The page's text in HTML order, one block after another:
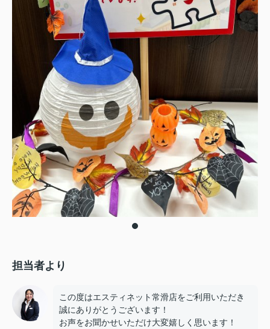
担当者より
この度はエスティネット常滑店をご利用いただき
誠にありがとうございます！
お声をお聞かせいただけ大変嬉しく思います！